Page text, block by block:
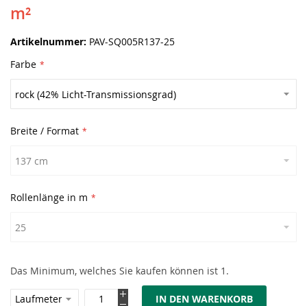
m²
Artikelnummer PAV-SQ005R137-25
Farbe
Breite / Format
Rollenlänge in m
Das Minimum, welches Sie kaufen können ist 1.
IN DEN WARENKORB